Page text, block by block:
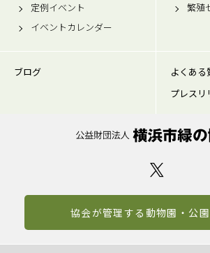
定例イベント
イベントカレンダー
繁殖
ブログ
よくある
プレスリ
協会が管理する動物園・公